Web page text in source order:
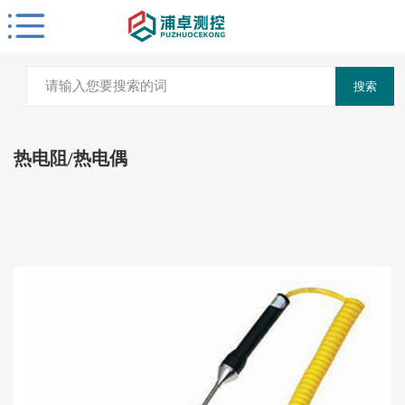
搜索
热电阻/热电偶